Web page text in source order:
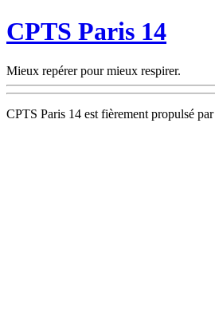
CPTS Paris 14
Mieux repérer pour mieux respirer.
CPTS Paris 14 est fièrement propulsé par